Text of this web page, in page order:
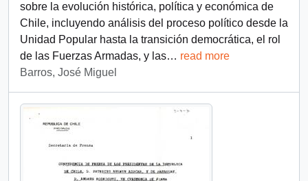
sobre la evolución histórica, política y económica de
Chile, incluyendo análisis del proceso político desde la
Unidad Popular hasta la transición democrática, el rol
de las Fuerzas Armadas, y las… read more
Barros, José Miguel